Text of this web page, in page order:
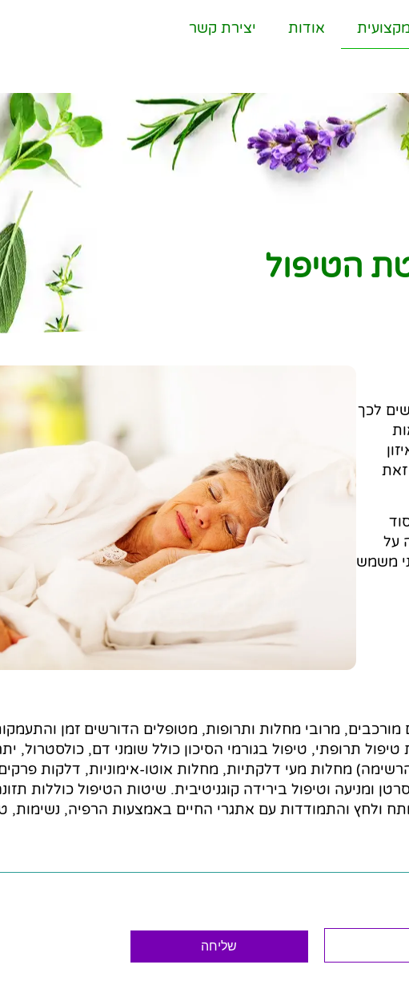
אודות יצירת קשר
הטיפול
לכך
זאת
על
משמש
מרובי מחלות ותרופות, מטופלים הדורשים זמן
תרופתי, טיפול בגורמי הסיכון כולל שומני דם, כולסטרול,
מחלות מעי דלקתיות, מחלות אוטו-אימוניות, דלקות
ומניעה וטיפול בירידה קוגניטיבית. שיטות הטיפול כוללות
ולחץ והתמודדות עם אתגרי החיים באמצעות הרפיה, נשימות,
שליחה